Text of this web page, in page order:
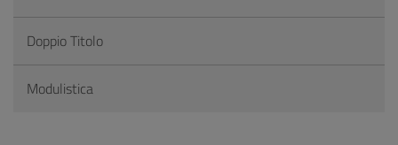
Doppio Titolo
Modulistica